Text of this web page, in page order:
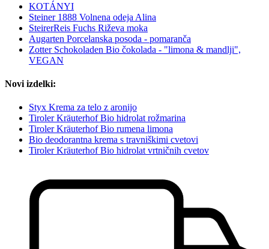
KOTÁNYI
Steiner 1888 Volnena odeja Alina
SteirerReis Fuchs Riževa moka
Augarten Porcelanska posoda - pomaranča
Zotter Schokoladen Bio čokolada - "limona & mandlji",
VEGAN
Novi izdelki:
Styx Krema za telo z aronijo
Tiroler Kräuterhof Bio hidrolat rožmarina
Tiroler Kräuterhof Bio rumena limona
Bio deodorantna krema s travniškimi cvetovi
Tiroler Kräuterhof Bio hidrolat vrtničnih cvetov